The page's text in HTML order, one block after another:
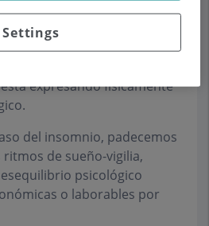
el trastorno físico cursa
que se
en las causas y/o evolución
expresando físicamente
del insomnio, padecemos
de sueño-vigilia,
psicológico
o laborables por
Settings